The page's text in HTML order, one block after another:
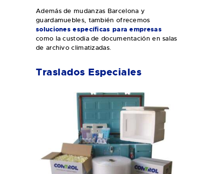
Además de mudanzas Barcelona y
guardamuebles, también ofrecemos
soluciones específicas para empresas
como la custodia de documentación en salas
de archivo climatizadas.
Traslados Especiales